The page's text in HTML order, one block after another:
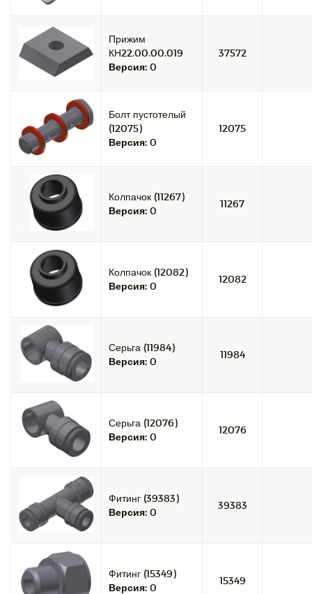
Прижим
КН22.00.00.019
Версия: 0
37572
Болт пустотелый
(12075)
Версия: 0
12075
Колпачок (11267)
Версия: 0
11267
Колпачок (12082)
Версия: 0
12082
Серьга (11984)
Версия: 0
11984
Серьга (12076)
Версия: 0
12076
Фитинг (39383)
Версия: 0
39383
Фитинг (15349)
Версия: 0
15349